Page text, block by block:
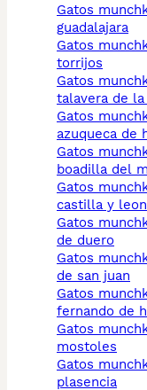
gatos munchkin
guadalajara
gatos munchkin
torrijos
gatos munchkin
talavera de
gatos munchkin
azuqueca de
gatos munchkin
boadilla del
gatos munchkin
castilla y leon
gatos munchkin aranda
de duero
gatos munchkin el viso
de san juan
gatos munchkin san
fernando de
gatos munchkin
mostoles
gatos munchkin
plasencia